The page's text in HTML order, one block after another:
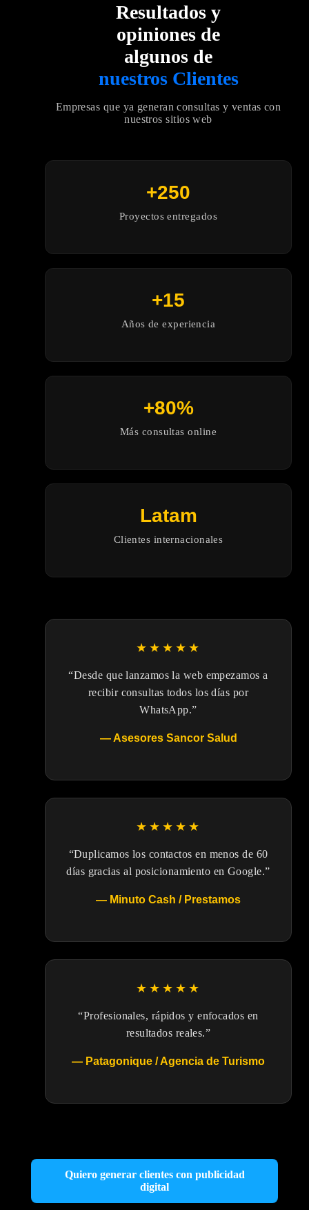
Resultados y
opiniones de
algunos de
nuestros Clientes
Empresas que ya generan consultas y ventas con
nuestros sitios web
+250
Proyectos entregados
+15
Años de experiencia
+80%
Más consultas online
Latam
Clientes internacionales
★★★★★
“Desde que lanzamos la web empezamos a
recibir consultas todos los días por
WhatsApp.”
— Asesores Sancor Salud
★★★★★
“Duplicamos los contactos en menos de 60
días gracias al posicionamiento en Google.”
— Minuto Cash / Prestamos
★★★★★
“Profesionales, rápidos y enfocados en
resultados reales.”
— Patagonique / Agencia de Turismo
Quiero generar clientes con publicidad
digital